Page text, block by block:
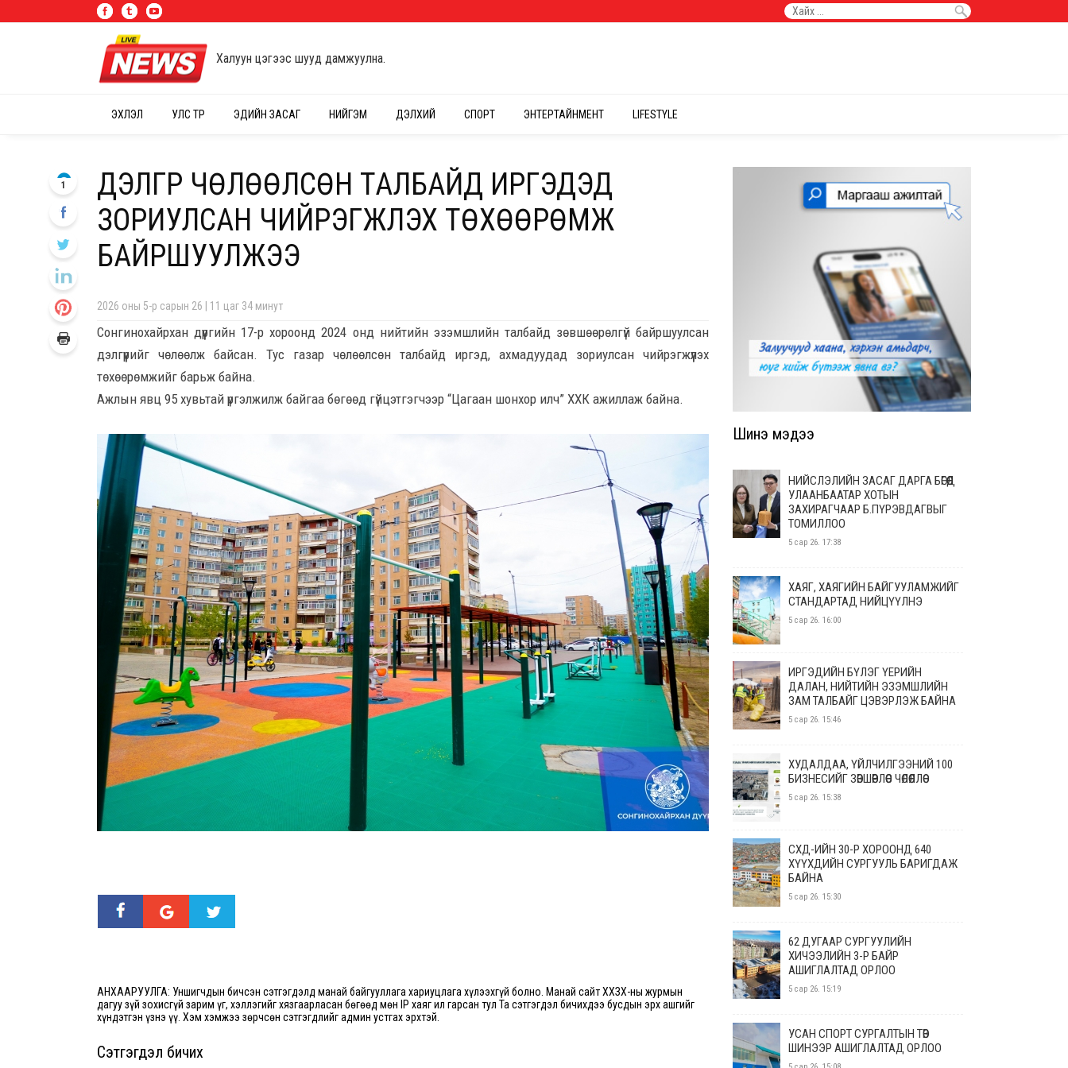
Халуун цэгээс шууд дамжуулна.
ЭХЛЭЛ УЛС ТӨР ЭДИЙН ЗАСАГ НИЙГЭМ ДЭЛХИЙ СПОРТ ЭНТЕРТАЙНМЕНТ LIFESTYLE
ДЭЛГҮҮР ЧӨЛӨӨЛСӨН ТАЛБАЙД ИРГЭДЭД
ЗОРИУЛСАН ЧИЙРЭГЖҮҮЛЭХ ТӨХӨӨРӨМЖ
БАЙРШУУЛЖЭЭ
2026 оны 5-р сарын 26 | 11 цаг 34 минут
1
Сонгинохайрхан дүүргийн 17-р хороонд 2024 онд нийтийн эзэмшлийн талбайд зөвшөөрөлгүй байршуулсан
дэлгүүрийг чөлөөлж байсан. Тус газар чөлөөлсөн талбайд иргэд, ахмадуудад зориулсан чийрэгжүүлэх
төхөөрөмжийг барьж байна.
Ажлын явц 95 хувьтай үргэлжилж байгаа бөгөөд гүйцэтгэгчээр “Цагаан шонхор илч” ХХК ажиллаж байна.
АНХААРУУЛГА: Уншигчдын бичсэн сэтгэгдэлд манай байгууллага хариуцлага хүлээхгүй болно. Манай сайт ХХЗХ-ны журмын
дагуу зүй зохисгүй зарим үг, хэллэгийг хязгаарласан бөгөөд мөн IP хаяг ил гарсан тул Та сэтгэгдэл бичихдээ бусдын эрх ашгийг
хүндэтгэн үзнэ үү. Хэм хэмжээ зөрчсөн сэтгэгдлийг админ устгах эрхтэй.
Сэтгэгдэл бичих
Шинэ мэдээ
НИЙСЛЭЛИЙН ЗАСАГ ДАРГА БӨГӨӨД
УЛААНБААТАР ХОТЫН
ЗАХИРАГЧААР Б.ПҮРЭВДАГВЫГ
ТОМИЛЛОО
5 сар 26. 17:38
ХАЯГ, ХАЯГИЙН БАЙГУУЛАМЖИЙГ
СТАНДАРТАД НИЙЦҮҮЛНЭ
5 сар 26. 16:00
ИРГЭДИЙН БҮЛЭГ ҮЕРИЙН
ДАЛАН, НИЙТИЙН ЭЗЭМШЛИЙН
ЗАМ ТАЛБАЙГ ЦЭВЭРЛЭЖ БАЙНА
5 сар 26. 15:46
ХУДАЛДАА, ҮЙЛЧИЛГЭЭНИЙ 100
БИЗНЕСИЙГ ЗӨВШӨӨРЛӨӨС ЧӨЛӨӨЛЛӨӨ
5 сар 26. 15:38
СХД-ИЙН 30-Р ХОРООНД 640
ХҮҮХДИЙН СУРГУУЛЬ БАРИГДАЖ
БАЙНА
5 сар 26. 15:30
62 ДУГААР СУРГУУЛИЙН
ХИЧЭЭЛИЙН 3-Р БАЙР
АШИГЛАЛТАД ОРЛОО
5 сар 26. 15:19
УСАН СПОРТ СУРГАЛТЫН ТӨВ
ШИНЭЭР АШИГЛАЛТАД ОРЛОО